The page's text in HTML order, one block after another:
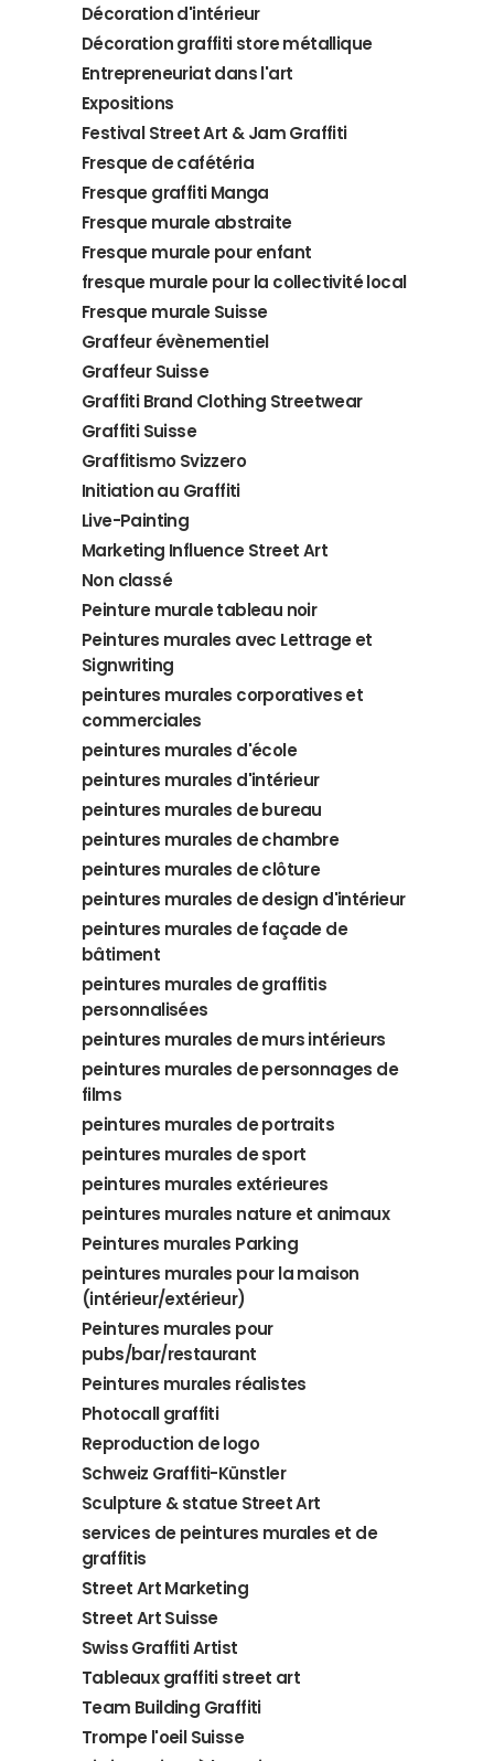
Décoration d'intérieur
Décoration graffiti store métallique
Entrepreneuriat dans l'art
Expositions
Festival Street Art & Jam Graffiti
Fresque de cafétéria
Fresque graffiti Manga
Fresque murale abstraite
Fresque murale pour enfant
fresque murale pour la collectivité local
Fresque murale Suisse
Graffeur évènementiel
Graffeur Suisse
Graffiti Brand Clothing Streetwear
Graffiti Suisse
Graffitismo Svizzero
Initiation au Graffiti
Live-Painting
Marketing Influence Street Art
Non classé
Peinture murale tableau noir
Peintures murales avec Lettrage et
Signwriting
peintures murales corporatives et
commerciales
peintures murales d'école
peintures murales d'intérieur
peintures murales de bureau
peintures murales de chambre
peintures murales de clôture
peintures murales de design d'intérieur
peintures murales de façade de
bâtiment
peintures murales de graffitis
personnalisées
peintures murales de murs intérieurs
peintures murales de personnages de
films
peintures murales de portraits
peintures murales de sport
peintures murales extérieures
peintures murales nature et animaux
Peintures murales Parking
peintures murales pour la maison
(intérieur/extérieur)
Peintures murales pour
pubs/bar/restaurant
Peintures murales réalistes
Photocall graffiti
Reproduction de logo
Schweiz Graffiti-Künstler
Sculpture & statue Street Art
services de peintures murales et de
graffitis
Street Art Marketing
Street Art Suisse
Swiss Graffiti Artist
Tableaux graffiti street art
Team Building Graffiti
Trompe l'oeil Suisse